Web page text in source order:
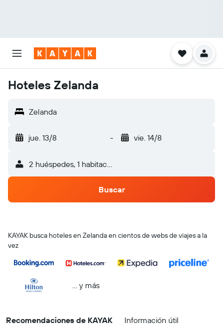
Hoteles Zelanda
Zelanda
jue. 13/8 - vie. 14/8
2 huéspedes, 1 habitación
Buscar
KAYAK busca hoteles en Zelanda en cientos de webs de viajes a la
vez
… y más
Recomendaciones de KAYAK Información útil